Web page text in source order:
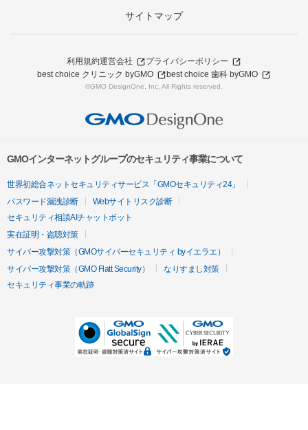
サイトマップ
利用規約運営会社
プライバシーポリシー
best choice クリニック byGMO
best choice 歯科 byGMO
©GMO DesignOne, Inc. All Rights reserved.
GMOインターネットグループのセキュリティ事業について
世界初総合ネットセキュリティサービス「GMOセキュリティ24」
パスワード漏洩診断
Webサイトリスク診断
セキュリティ相談AIチャットボット
実在証明・盗聴対策
サイバー攻撃対策（GMOサイバーセキュリティ byイエラエ）
サイバー攻撃対策（GMO Flatt Security）
なりすまし対策
セキュリティ事業の軌跡